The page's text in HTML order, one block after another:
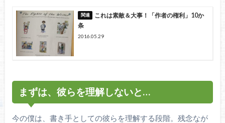
これは素敵＆大事！「作者の権利」10か
条
2016.05.29
まずは、彼らを理解しないと…
今の僕は、書き手としての彼らを理解する段階。残念なが